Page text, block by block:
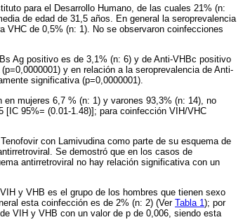
para el Desarrollo Humano, de las cuales 21% (n:
de edad de 31,5 años. En general la seroprevalencia
de 0,5% (n: 1). No se observaron coinfecciones
Ag positivo es de 3,1% (n: 6) y de Anti-VHBc positivo
y en relación a la seroprevalencia de Anti-
significativa (p=0,0000001).
mujeres 6,7 % (n: 1) y varones 93,3% (n: 14), no
95%= (0.01-1.48)]; para coinfección VIH/VHC
con Lamivudina como parte de su esquema de
Se demostró que en los casos de
antirretroviral no hay relación significativa con un
y VHB es el grupo de los hombres que tienen sexo
esta coinfección es de 2% (n: 2) (Ver Tabla 1 ); por
VIH y VHB con un valor de p de 0,006, siendo esta